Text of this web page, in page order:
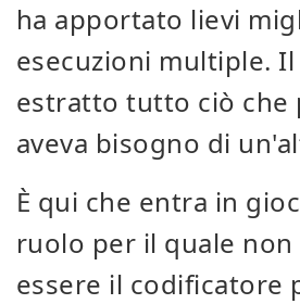
ha apportato lievi
esecuzioni multiple.
estratto tutto ciò che
aveva bisogno di
È qui che entra in
ruolo per il quale
essere il codificatore